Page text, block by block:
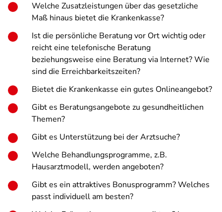
Welche Zusatzleistungen über das gesetzliche
Maß hinaus bietet die Krankenkasse?
Ist die persönliche Beratung vor Ort wichtig oder
reicht eine telefonische Beratung
beziehungsweise eine Beratung via Internet? Wie
sind die Erreichbarkeitszeiten?
Bietet die Krankenkasse ein gutes Onlineangebot?
Gibt es Beratungsangebote zu gesundheitlichen
Themen?
Gibt es Unterstützung bei der Arztsuche?
Welche Behandlungsprogramme, z.B.
Hausarztmodell, werden angeboten?
Gibt es ein attraktives Bonusprogramm? Welches
passt individuell am besten?